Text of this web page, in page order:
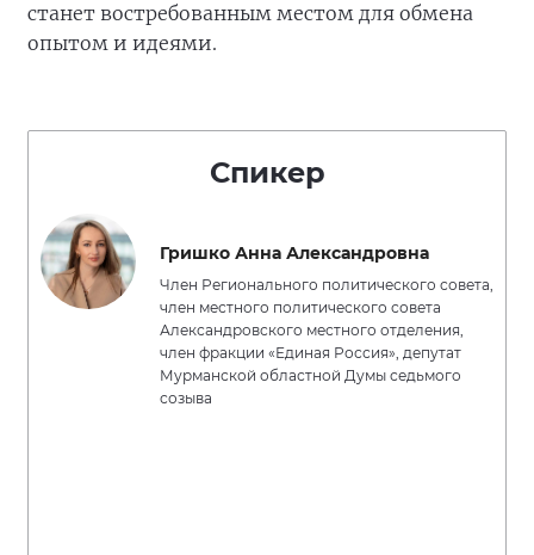
станет востребованным местом для обмена
опытом и идеями.
Спикер
Гришко Анна Александровна
Член Регионального политического совета,
член местного политического совета
Александровского местного отделения,
член фракции «Единая Россия», депутат
Мурманской областной Думы седьмого
созыва